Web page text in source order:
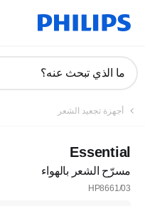
دعم
ما الذي تبحث عنه؟
أجهزة تجعيد الشعر
Essential
مسرّح الشعر بالهواء
HP8661/03